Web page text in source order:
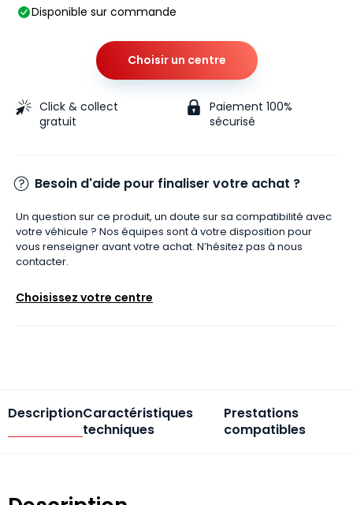
Disponible sur commande
Choisir un centre
Click & collect
gratuit
Paiement 100%
sécurisé
Besoin d'aide pour finaliser votre achat ?
Un question sur ce produit, un doute sur sa compatibilité avec
votre véhicule ? Nos équipes sont à votre disposition pour
vous renseigner avant votre achat. N’hésitez pas à nous
contacter.
Choisissez votre centre
DescriptionCaractéristiques
techniques
Prestations
compatibles